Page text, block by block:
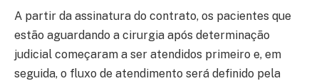
A partir da assinatura do contrato, os pacientes que
estão aguardando a cirurgia após determinação
judicial começaram a ser atendidos primeiro e, em
seguida, o fluxo de atendimento será definido pela